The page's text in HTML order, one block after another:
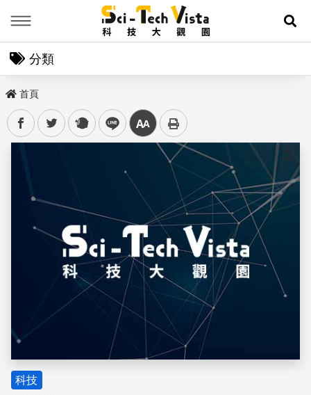
展
分類
首頁
facebooktwitter plurk line 中
儲存
科技